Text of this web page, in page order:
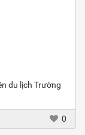
du lịch Trường
0